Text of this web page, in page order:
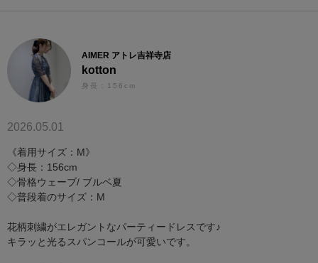
AIMER アトレ吉祥寺店
kotton
身長：156cm
2026.05.01
《着用サイズ：M》
◇身長：156cm
◇骨格ウェーブ/ ブルベ夏
◇普段着のサイズ：M
花柄刺繍がエレガントなパーティードレスです♪
キラッと光るスパンコールが可愛いです。